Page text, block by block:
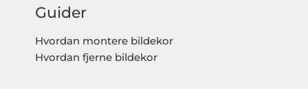
Guider
Hvordan montere bildekor
Hvordan fjerne bildekor